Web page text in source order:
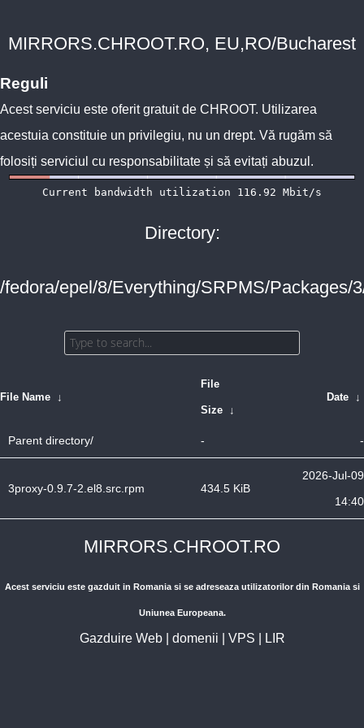
MIRRORS.CHROOT.RO, EU,RO/Bucharest
Reguli
Acest serviciu este oferit gratuit de CHROOT. Utilizarea
acestuia constituie un privilegiu, nu un drept. Vă rugăm să
folosiți serviciul cu responsabilitate și să evitați abuzul.
Directory:
/fedora/epel/8/Everything/SRPMS/Packages/
File Name ↓
File
Size ↓
Date ↓
Parent directory/ - -
3proxy-0.9.7-2.el8.src.rpm 434.5 KiB
2026-Jul-09
14:40
MIRRORS.CHROOT.RO
Acest serviciu este gazduit in Romania si se adreseaza utilizatorilor din Romania si
Uniunea Europeana.
Gazduire Web| domenii VPS LIR